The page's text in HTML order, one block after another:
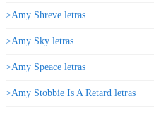
>Amy Shreve letras
>Amy Sky letras
>Amy Speace letras
>Amy Stobbie Is A Retard letras